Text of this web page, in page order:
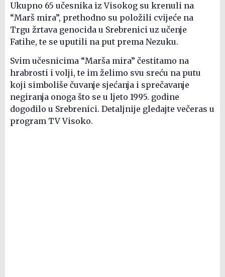
Ukupno 65 učesnika iz Visokog su krenuli na
“Marš mira”, prethodno su položili cvijeće na
Trgu žrtava genocida u Srebrenici uz učenje
Fatihe, te se uputili na put prema Nezuku.
Svim učesnicima “Marša mira” čestitamo na
hrabrosti i volji, te im želimo svu sreću na putu
koji simboliše čuvanje sjećanja i sprečavanje
negiranja onoga što se u ljeto 1995. godine
dogodilo u Srebrenici. Detaljnije gledajte večeras u
program TV Visoko.